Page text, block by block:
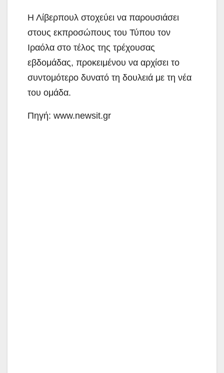
Η Λίβερπουλ στοχεύει να παρουσιάσει
στους εκπροσώπους του Τύπου τον
Ιραόλα στο τέλος της τρέχουσας
εβδομάδας, προκειμένου να αρχίσει το
συντομότερο δυνατό τη δουλειά με τη νέα
του ομάδα.
Πηγή: www.newsit.gr